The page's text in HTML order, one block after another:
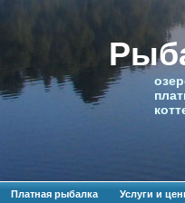
Платная рыбалка Услуги и